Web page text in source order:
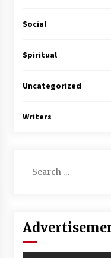
Social
Spiritual
Uncategorized
Writers